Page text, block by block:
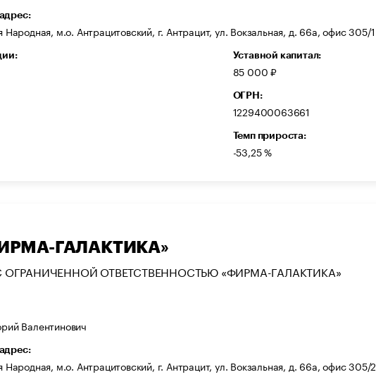
Народная, м.о. Антрацитовский, г. Антрацит, ул. Вокзальная, д. 66а, офис 305/1
Уставной капитал:
85 000 ₽
ОГРН:
1229400063661
Темп прироста:
-53,25 %
ГАЛАКТИКА»
ОТВЕТСТВЕННОСТЬЮ «ФИРМА-ГАЛАКТИКА»
Валентинович
Народная, м.о. Антрацитовский, г. Антрацит, ул. Вокзальная, д. 66а, офис 305/2